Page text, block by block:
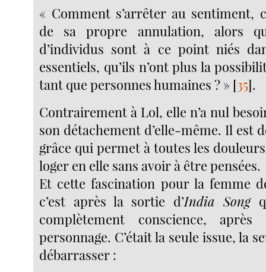
« Comment s’arrêter au sentiment,
de sa propre annulation, alors
d’individus sont à ce point niés
essentiels, qu’ils n’ont plus la
tant que personnes humaines ? » [35].
Contrairement à Lol, elle n’a nul
son détachement d’elle-même. Il est
grâce qui permet à toutes les
loger en elle sans avoir à être pensées.
Et cette fascination pour la femme
c’est après la sortie d’India Song
complètement conscience,
personnage. C’était la seule issue, la
débarrasser :